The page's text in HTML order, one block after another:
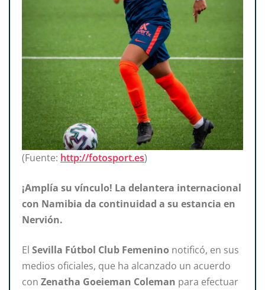
(Fuente: http://fotosport.es)
¡Amplía su vínculo! La delantera internacional
con Namibia da continuidad a su estancia en
Nervión.
El Sevilla Fútbol Club Femenino notificó, en sus
medios oficiales, que ha alcanzado un acuerdo
con Zenatha Goeieman Coleman para efectuar